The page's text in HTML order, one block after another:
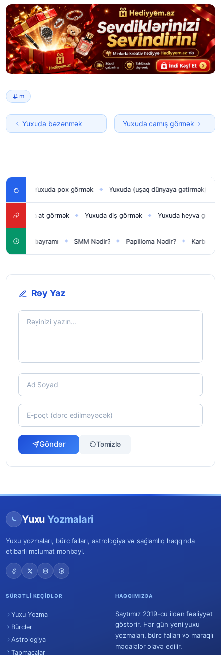
m
Yuxuda bəzənmək Yuxuda camış görmək
Yuxuda pox görmək ◆ Yuxuda (uşaq dünyaya gətirmək) doğmaq
at görmək ◆ Yuxuda diş görmək ◆ Yuxuda heyva görmək ◆
il bayramı ◆ SMM Nədir? ◆ Papilloma Nədir? ◆ Karbonat Nədir?
Rəy Yaz
Göndər Təmizlə
Yuxu Yozmalari
Yuxu yozmaları, bürc falları, astrologiya və sağlamlıq haqqında
etibarlı məlumat mənbəyi.
SÜRƏTLI KEÇIDLƏR
Yuxu Yozma
Bürclər
Astrologiya
Tapmacalar
HAQQIMIZDA
Saytımız 2019-cu ildən fəaliyyət
göstərir. Hər gün yeni yuxu
yozmaları, bürc falları və maraqlı
məqalələr əlavə edilir.